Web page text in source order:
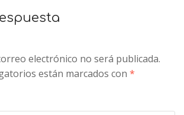
electrónico no será publicada.
están marcados con*